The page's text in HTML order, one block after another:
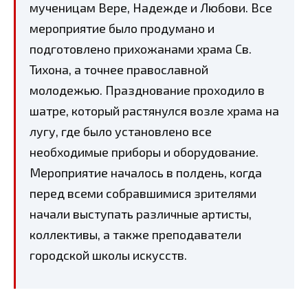
мученицам Вере, Надежде и Любови. Все
мероприятие было продумано и
подготовлено прихожанами храма Св.
Тихона, а точнее православной
молодежью. Празднование проходило в
шатре, который растянулся возле храма на
лугу, где было установлено все
необходимые приборы и оборудование.
Мероприятие началось в полдень, когда
перед всеми собравшимися зрителями
начали выступать различные артисты,
коллективы, а также преподаватели
городской школы искусств.